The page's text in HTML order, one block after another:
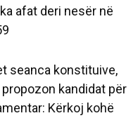
afat deri nesër në
seanca konstituive,
kandidat për
Kërkoj kohë